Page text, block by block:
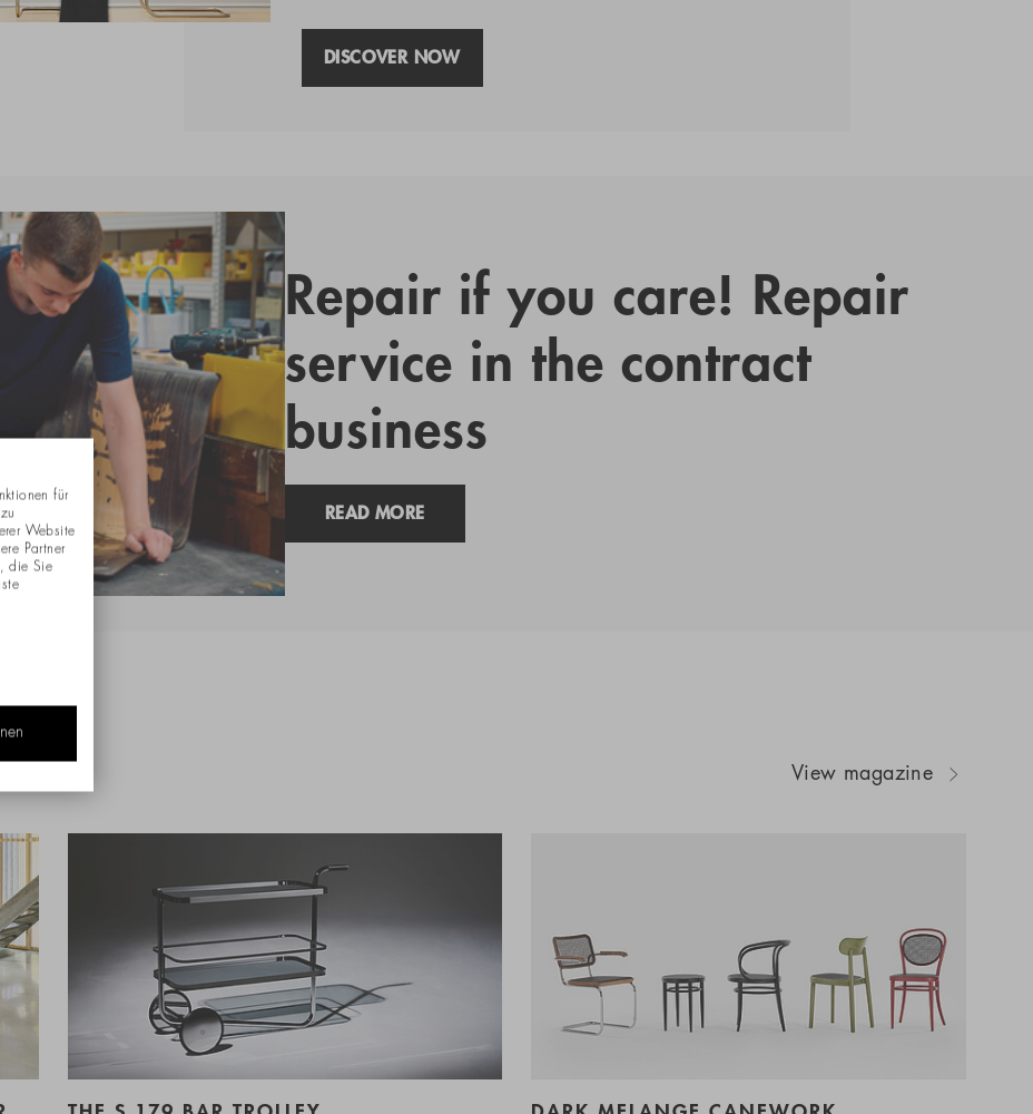
DISCOVER NOW
Repair if you care! Repair
service in the contract
business
READ MORE
View magazine
für
Website
Partner
die Sie